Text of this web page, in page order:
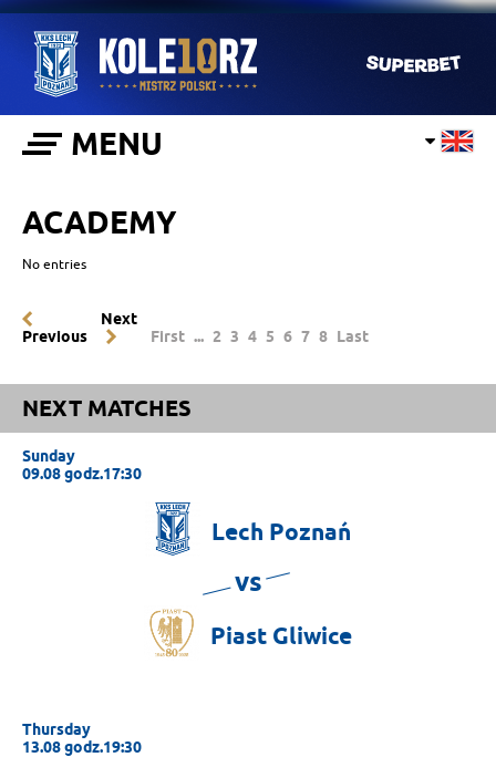
MENU
ACADEMY
No entries
Previous
Next
First ... 2 3 4 5 6 7 8 Last
NEXT MATCHES
Sunday
09.08 godz.17:30
Lech Poznań
vs
Piast Gliwice
Thursday
13.08 godz.19:30